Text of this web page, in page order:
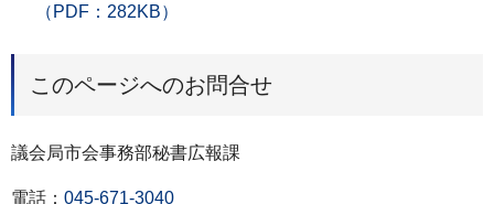
（PDF：282KB）
このページへのお問合せ
議会局市会事務部秘書広報課
電話： 045-671-3040